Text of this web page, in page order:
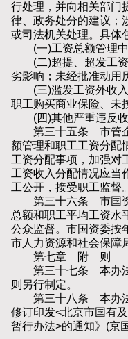
行处理，并向相关部门
律、政务处分的建议；
或司法机关处理。具体
(一)工资总额管理中
(二)超提、超发工资
劣影响；未经批准动用
(三)滥发工资外收入
职工购买商业保险、未
(四)其他严重违反收
第三十五条 市管企
额管理和职工工资分配
工资分配事项，加强对
工资收入分配情况应当
工公开，接受职工监督。
第三十六条 市国资
总额和职工平均工资水
公众监督。市国资委按
市人力资源和社会保障
第七章 附 则
第三十七条 本办法
则另行制定。
第三十八条 本办法
修订印发<北京市国有
暂行办法>的通知》(京